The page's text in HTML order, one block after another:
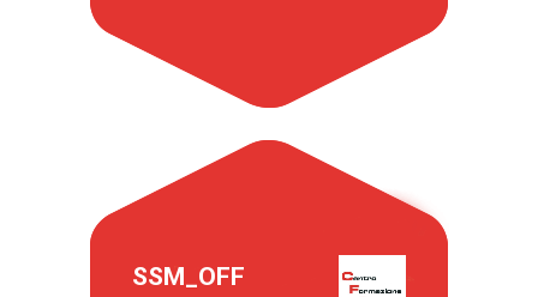
SSM_OFF